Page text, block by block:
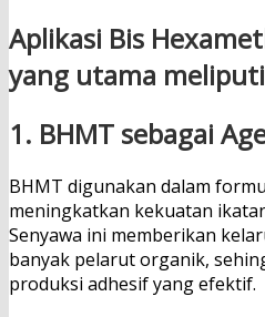
Aplikasi Bis
yang utama
1. BHMT sebagai
BHMT digunakan dalam
meningkatkan kekuatan
Senyawa ini memberikan
banyak pelarut organik,
produksi adhesif yang efektif.